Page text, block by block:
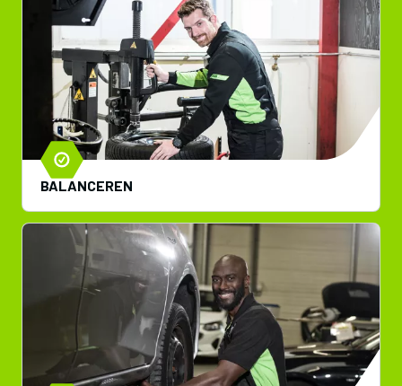
BALANCEREN